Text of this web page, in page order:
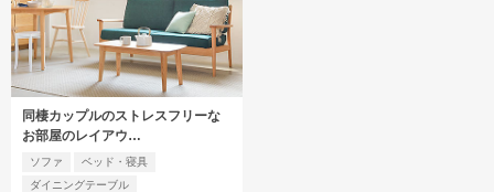
同棲カップルのストレスフリーな
お部屋のレイアウ…
ソファ
ベッド・寝具
ダイニングテーブル